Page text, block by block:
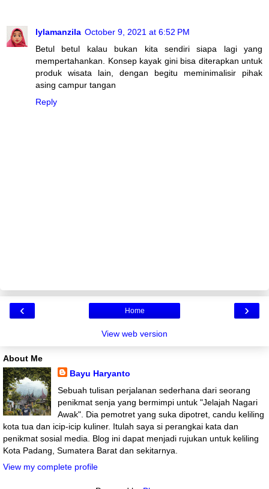
lylamanzila October 9, 2021 at 6:52 PM
Betul betul kalau bukan kita sendiri siapa lagi yang
mempertahankan. Konsep kayak gini bisa diterapkan untuk
produk wisata lain, dengan begitu meminimalisir pihak
asing campur tangan
Reply
‹ ›
Home
View web version
About Me
Bayu Haryanto
Sebuah tulisan perjalanan sederhana dari seorang
penikmat senja yang bermimpi untuk "Jelajah Nagari
Awak". Dia pemotret yang suka dipotret, candu keliling
kota tua dan icip-icip kuliner. Itulah saya si perangkai kata dan
penikmat sosial media. Blog ini dapat menjadi rujukan untuk keliling
Kota Padang, Sumatera Barat dan sekitarnya.
View my complete profile